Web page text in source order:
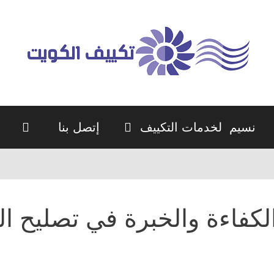
نسيم لخدمات التكييف إتصل بنا
والخبرة في تصليح